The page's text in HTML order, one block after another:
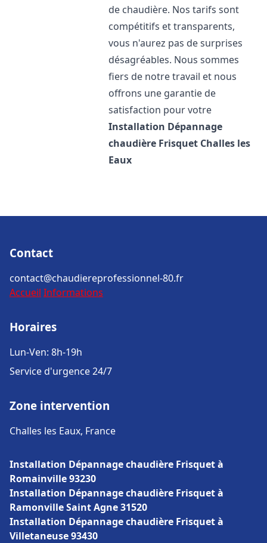
de chaudière. Nos tarifs sont
compétitifs et transparents,
vous n'aurez pas de surprises
désagréables. Nous sommes
fiers de notre travail et nous
offrons une garantie de
satisfaction pour votre
Installation Dépannage
chaudière Frisquet Challes les
Eaux
Contact
contact@chaudiereprofessionnel-80.fr
Accueil Informations
Horaires
Lun-Ven: 8h-19h
Service d'urgence 24/7
Zone intervention
Challes les Eaux, France
Installation Dépannage chaudière Frisquet à
Romainville 93230
Installation Dépannage chaudière Frisquet à
Ramonville Saint Agne 31520
Installation Dépannage chaudière Frisquet à
Villetaneuse 93430